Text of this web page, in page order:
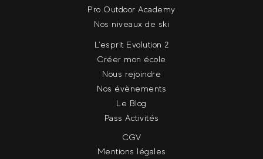
Pro Outdoor Academy
Nos niveaux de ski
L'esprit Evolution 2
Créer mon école
Nous rejoindre
Nos évènements
Le Blog
Pass Activités
CGV
Mentions légales